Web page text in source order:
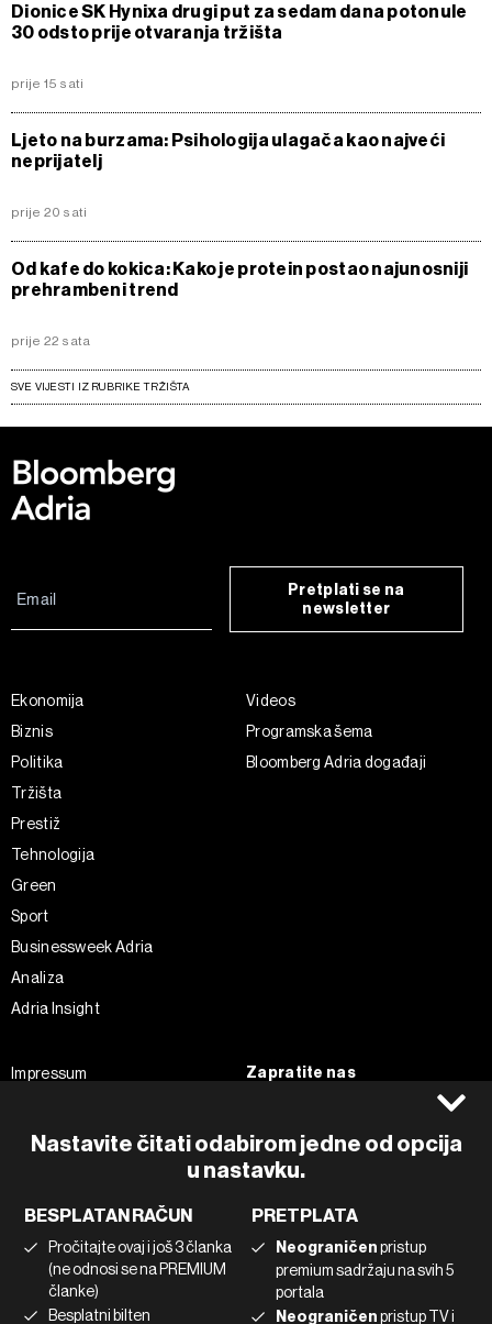
Dionice SK Hynixa drugi put za sedam dana potonule
30 odsto prije otvaranja tržišta
prije 15 sati
Ljeto na burzama: Psihologija ulagača kao najveći
neprijatelj
prije 20 sati
Od kafe do kokica: Kako je protein postao najunosniji
prehrambeni trend
prije 22 sata
SVE VIJESTI IZ RUBRIKE TRŽIŠTA
Nastavite čitati odabirom jedne od opcija
u nastavku.
BESPLATAN RAČUN
Pročitajte ovaj i još 3 članka
(ne odnosi se na PREMIUM
članke)
Besplatni bilten
PRETPLATA
Neograničenpristup
premium sadržaju na svih 5
portala
Neograničenpristup TV i
Pretplati se na
newsletter
Ekonomija
Biznis
Politika
Tržišta
Prestiž
Tehnologija
Green
Sport
Businessweek Adria
Analiza
Adria Insight
Videos
Programska šema
Bloomberg Adria događaji
Impressum
Pravila privatnosti
Korištenje umjetne inteligencije
Zapratite nas
Instagram
Twitter
Tiktok
©2022 - 2026 Bloomberg L.P. All Rights Reserved. BLOOMBERG and